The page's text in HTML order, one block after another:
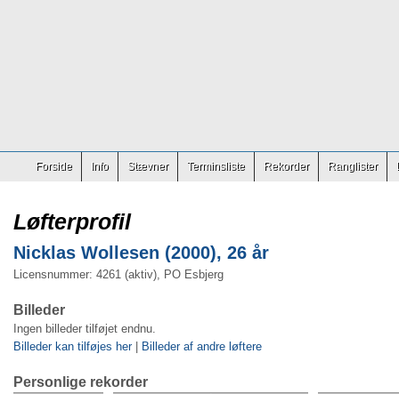
Forside Info Stævner Terminsliste Rekorder Ranglister
Løfterprofil
Nicklas Wollesen (2000), 26 år
Licensnummer: 4261 (aktiv), PO Esbjerg
Billeder
Ingen billeder tilføjet endnu.
Billeder kan tilføjes her| Billeder af andre løftere
Personlige rekorder